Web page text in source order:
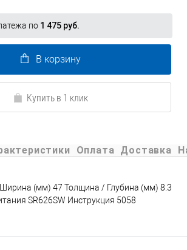
по 1 475 руб.
В корзину
Купить в 1 клик
Оплата Доставка
(мм) 47 Толщина / Глубина (мм) 8.3
SR626SW Инструкция 5058